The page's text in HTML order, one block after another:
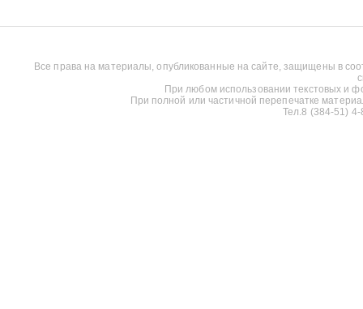
Все права на материалы, опубликованные на сайте, защищены в
При любом использовании текстовых и
При полной или частичной перепечатке
Тел.8 (384-51)